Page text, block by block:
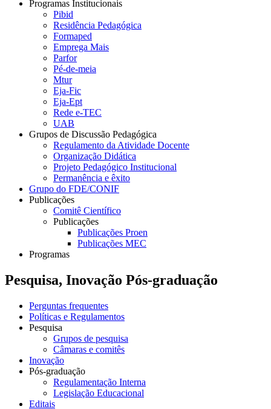
Programas Institucionais
Pibid
Residência Pedagógica
Formaped
Emprega Mais
Parfor
Pé-de-meia
Mtur
Eja-Fic
Eja-Ept
Rede e-TEC
UAB
Grupos de Discussão Pedagógica
Regulamento da Atividade Docente
Organização Didática
Projeto Pedagógico Institucional
Permanência e êxito
Grupo do FDE/CONIF
Publicações
Comitê Científico
Publicações
Publicações Proen
Publicações MEC
Programas
Pesquisa, Inovação Pós-graduação
Perguntas frequentes
Políticas e Regulamentos
Pesquisa
Grupos de pesquisa
Câmaras e comitês
Inovação
Pós-graduação
Regulamentação Interna
Legislação Educacional
Editais